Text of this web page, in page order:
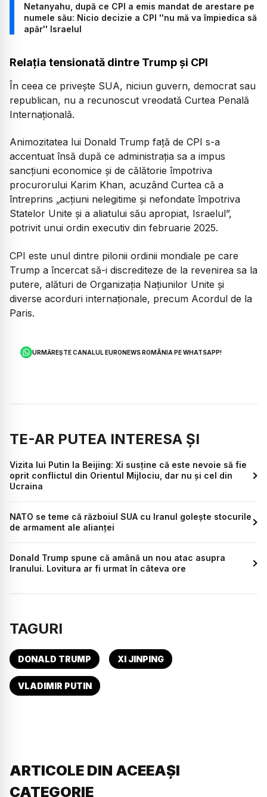
Netanyahu, după ce CPI a emis mandat de arestare pe
numele său: Nicio decizie a CPI ''nu mă va împiedica să
apăr'' Israelul
Relația tensionată dintre Trump și CPI
În ceea ce privește SUA, niciun guvern, democrat sau
republican, nu a recunoscut vreodată Curtea Penală
Internațională.
Animozitatea lui Donald Trump față de CPI s-a
accentuat însă după ce administrația sa a impus
sancțiuni economice și de călătorie împotriva
procurorului Karim Khan, acuzând Curtea că a
întreprins „acțiuni nelegitime și nefondate împotriva
Statelor Unite și a aliatului său apropiat, Israelul”,
potrivit unui ordin executiv din februarie 2025.
CPI este unul dintre pilonii ordinii mondiale pe care
Trump a încercat să-i discrediteze de la revenirea sa la
putere, alături de Organizația Națiunilor Unite și
diverse acorduri internaționale, precum Acordul de la
Paris.
URMĂREȘTE CANALUL EURONEWS ROMÂNIA PE WHATSAPP!
TE-AR PUTEA INTERESA ȘI
Vizita lui Putin la Beijing: Xi susține că este nevoie să fie
oprit conflictul din Orientul Mijlociu, dar nu și cel din
Ucraina
NATO se teme că războiul SUA cu Iranul golește stocurile
de armament ale alianței
Donald Trump spune că amână un nou atac asupra
Iranului. Lovitura ar fi urmat în câteva ore
TAGURI
DONALD TRUMP XI JINPING
VLADIMIR PUTIN
ARTICOLE DIN ACEEAȘI
CATEGORIE